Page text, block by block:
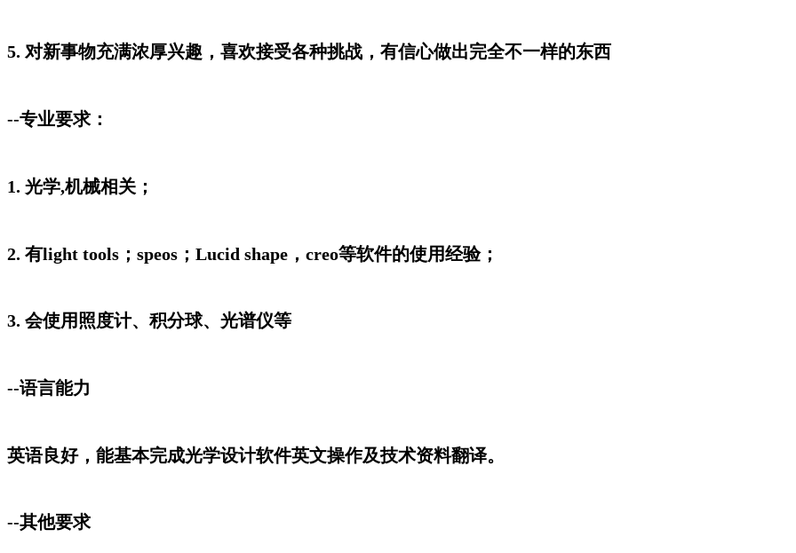
5. 对新事物充满浓厚兴趣，喜欢接受各种挑战，有信心做出完全不一样的东西
--专业要求：
1. 光学,机械相关；
2. 有light tools；speos；Lucid shape，creo等软件的使用经验；
3. 会使用照度计、积分球、光谱仪等
--语言能力
英语良好，能基本完成光学设计软件英文操作及技术资料翻译。
--其他要求